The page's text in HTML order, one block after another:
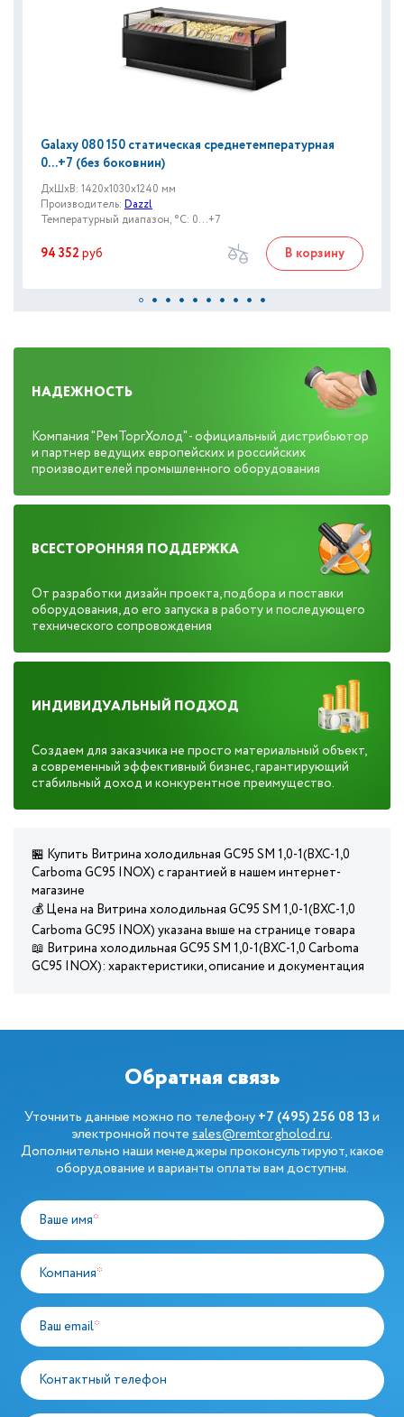
Galaxy 080 150 статическая среднетемпературная
0...+7 (без боковнин)
ДxШxВ: 1420x1030x1240 мм
Производитель: Dazzl
Температурный диапазон, °C: 0...+7
94 352 руб В корзину
НАДЕЖНОСТЬ
Компания "РемТоргХолод" - официальный дистрибьютор
и партнер ведущих европейских и российских
производителей промышленного оборудования
ВСЕСТОРОННЯЯ ПОДДЕРЖКА
От разработки дизайн проекта, подбора и поставки
оборудования, до его запуска в работу и последующего
технического сопровождения
ИНДИВИДУАЛЬНЫЙ ПОДХОД
Создаем для заказчика не просто материальный объект,
а современный эффективный бизнес, гарантирующий
стабильный доход и конкурентное преимущество.
🏪 Купить Витрина холодильная GC95 SM 1,0-1(ВХС-1,0
Carboma GC95 INOX) с гарантией в нашем интернет-
магазине
💰 Цена на Витрина холодильная GC95 SM 1,0-1(ВХС-1,0
Carboma GC95 INOX) указана выше на странице товара
📖 Витрина холодильная GC95 SM 1,0-1(ВХС-1,0 Carboma
GC95 INOX): характеристики, описание и документация
Обратная связь
Уточнить данные можно по телефону+7 (495) 256 08 13и
электронной почтеsales@remtorgholod.ru.
Дополнительно наши менеджеры проконсультируют, какое
оборудование и варианты оплаты вам доступны.
Ваше имя*
Компания*
Ваш email*
Контактный телефон